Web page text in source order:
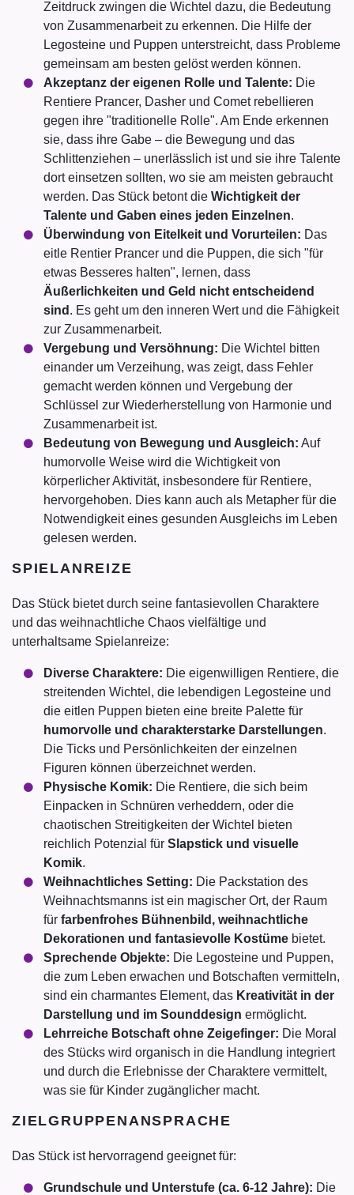
Zeitdruck zwingen die Wichtel dazu, die Bedeutung
von Zusammenarbeit zu erkennen. Die Hilfe der
Legosteine und Puppen unterstreicht, dass Probleme
gemeinsam am besten gelöst werden können.
Akzeptanz der eigenen Rolle und Talente: Die
Rentiere Prancer, Dasher und Comet rebellieren
gegen ihre "traditionelle Rolle". Am Ende erkennen
sie, dass ihre Gabe – die Bewegung und das
Schlittenziehen – unerlässlich ist und sie ihre Talente
dort einsetzen sollten, wo sie am meisten gebraucht
werden. Das Stück betont die Wichtigkeit der
Talente und Gaben eines jeden Einzelnen.
Überwindung von Eitelkeit und Vorurteilen: Das
eitle Rentier Prancer und die Puppen, die sich "für
etwas Besseres halten", lernen, dass
Äußerlichkeiten und Geld nicht entscheidend
sind . Es geht um den inneren Wert und die Fähigkeit
zur Zusammenarbeit.
Vergebung und Versöhnung: Die Wichtel bitten
einander um Verzeihung, was zeigt, dass Fehler
gemacht werden können und Vergebung der
Schlüssel zur Wiederherstellung von Harmonie und
Zusammenarbeit ist.
Bedeutung von Bewegung und Ausgleich: Auf
humorvolle Weise wird die Wichtigkeit von
körperlicher Aktivität, insbesondere für Rentiere,
hervorgehoben. Dies kann auch als Metapher für die
Notwendigkeit eines gesunden Ausgleichs im Leben
gelesen werden.
SPIELANREIZE
Das Stück bietet durch seine fantasievollen Charaktere
und das weihnachtliche Chaos vielfältige und
unterhaltsame Spielanreize:
Diverse Charaktere: Die eigenwilligen Rentiere, die
streitenden Wichtel, die lebendigen Legosteine und
die eitlen Puppen bieten eine breite Palette für
humorvolle und charakterstarke Darstellungen.
Die Ticks und Persönlichkeiten der einzelnen
Figuren können überzeichnet werden.
Physische Komik: Die Rentiere, die sich beim
Einpacken in Schnüren verheddern, oder die
chaotischen Streitigkeiten der Wichtel bieten
reichlich Potenzial für Slapstick und visuelle
Komik.
Weihnachtliches Setting: Die Packstation des
Weihnachtsmanns ist ein magischer Ort, der Raum
für farbenfrohes Bühnenbild, weihnachtliche
Dekorationen und fantasievolle Kostüme bietet.
Sprechende Objekte: Die Legosteine und Puppen,
die zum Leben erwachen und Botschaften vermitteln,
sind ein charmantes Element, das Kreativität in der
Darstellung und im Sounddesign ermöglicht.
Lehrreiche Botschaft ohne Zeigefinger: Die Moral
des Stücks wird organisch in die Handlung integriert
und durch die Erlebnisse der Charaktere vermittelt,
was sie für Kinder zugänglicher macht.
ZIELGRUPPENANSPRACHE
Das Stück ist hervorragend geeignet für:
Grundschule und Unterstufe (ca. 6-12 Jahre): Die